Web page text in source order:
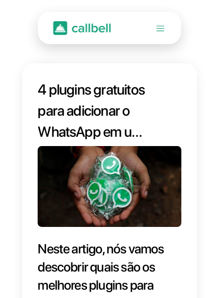
4 plugins gratuitos
para adicionar o
WhatsApp em um
site